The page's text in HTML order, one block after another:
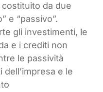
costituito da due
e “passivo”.
gli investimenti, le
e i crediti non
le passività
e le